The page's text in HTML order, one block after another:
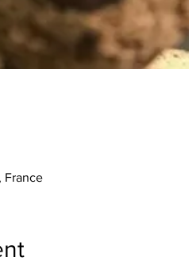
France